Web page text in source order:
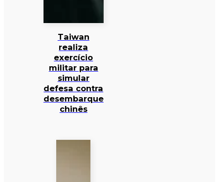
Taiwan
realiza
exercício
militar para
simular
defesa contra
desembarque
chinês